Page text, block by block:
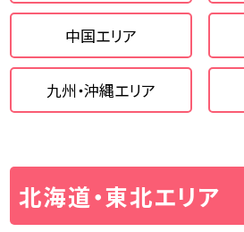
協力・応援施設
賛助会員
メディア掲載情報
個人情報保護方針
中国エリア
九州・沖縄エリア
北海道・東北エリア